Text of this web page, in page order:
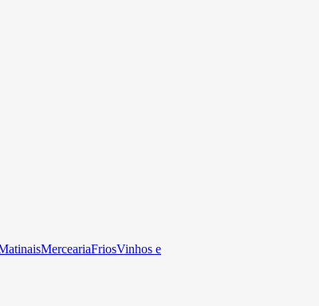
MerceariaFriosVinhos e